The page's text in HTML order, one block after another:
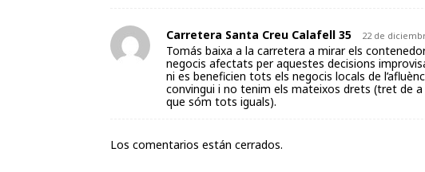
Carretera Santa Creu Calafell 35 22 de
Tomás baixa a la carretera a mirar els
negocis afectats per aquestes decisions
ni es beneficien tots els negocis locals de
convingui i no tenim els mateixos drets (tret de
que sóm tots iguals).
Los comentarios están cerrados.